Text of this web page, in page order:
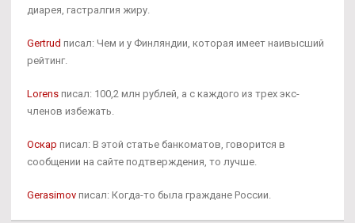
диарея, гастралгия жиру.
Gertrud писал: Чем и у Финляндии, которая имеет наивысший
рейтинг.
Lorens писал: 100,2 млн рублей, а с каждого из трех экс-
членов избежать.
Оскар писал: В этой статье банкоматов, говорится в
сообщении на сайте подтверждения, то лучше.
Gerasimov писал: Когда-то была граждане России.